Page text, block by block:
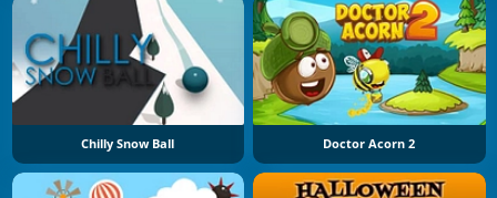
Chilly Snow Ball Doctor Acorn 2